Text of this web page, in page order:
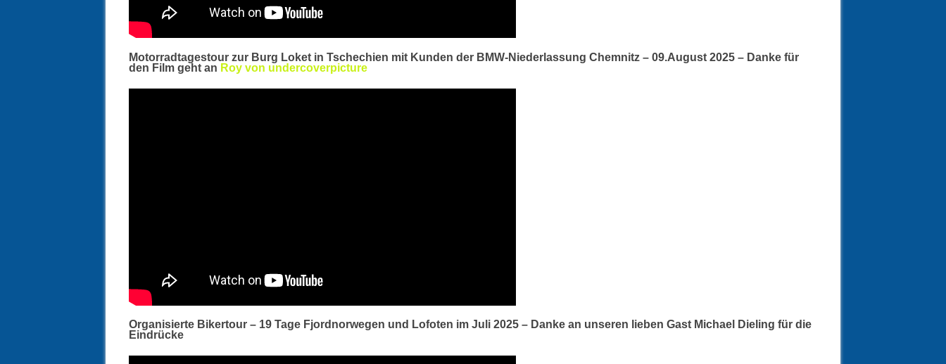
Motorradtagestour zur Burg Loket in Tschechien mit Kunden der BMW-Niederlassung Chemnitz – 09.August 2025 – Danke für
den Film geht an Roy von undercoverpicture
Organisierte Bikertour – 19 Tage Fjordnorwegen und Lofoten im Juli 2025 – Danke an unseren lieben Gast Michael Dieling für die
Eindrücke